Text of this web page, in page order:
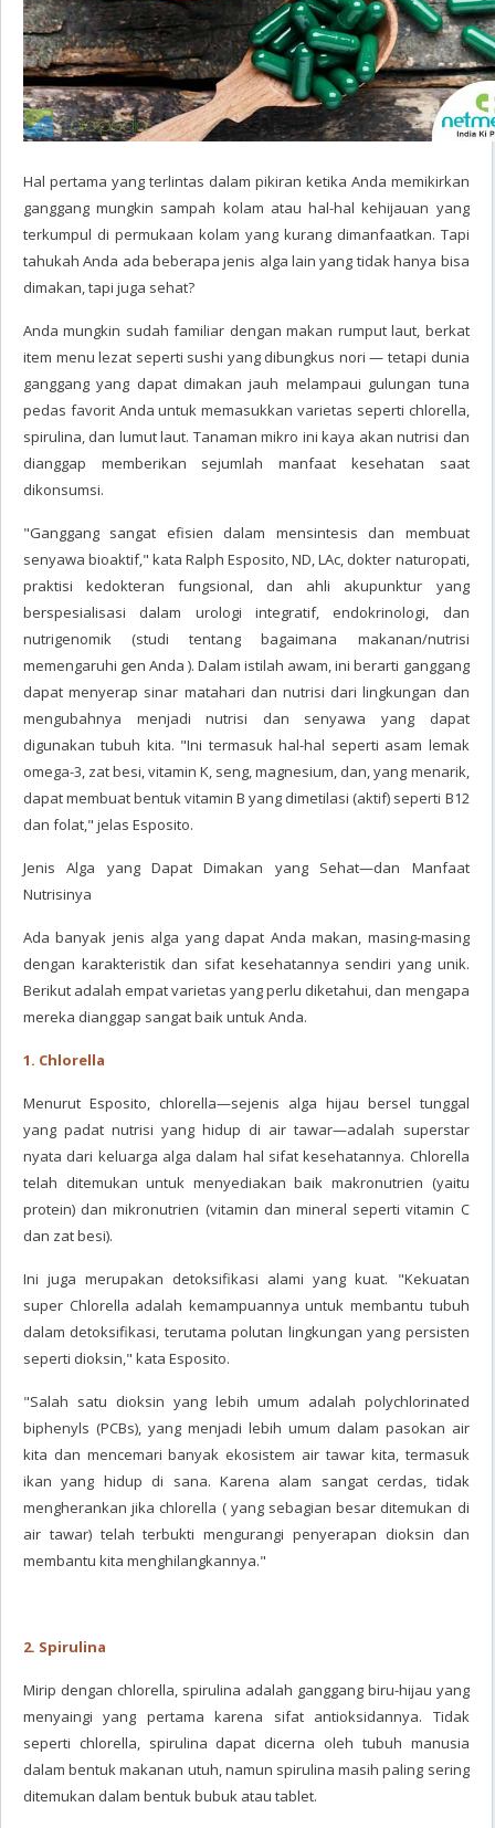
Hal pertama yang terlintas dalam pikiran ketika Anda memikirkan
ganggang mungkin sampah kolam atau hal-hal kehijauan yang
terkumpul di permukaan kolam yang kurang dimanfaatkan. Tapi
tahukah Anda ada beberapa jenis alga lain yang tidak hanya bisa
dimakan, tapi juga sehat?
Anda mungkin sudah familiar dengan makan rumput laut, berkat
item menu lezat seperti sushi yang dibungkus nori — tetapi dunia
ganggang yang dapat dimakan jauh melampaui gulungan tuna
pedas favorit Anda untuk memasukkan varietas seperti chlorella,
spirulina, dan lumut laut. Tanaman mikro ini kaya akan nutrisi dan
dianggap memberikan sejumlah manfaat kesehatan saat
dikonsumsi.
"Ganggang sangat efisien dalam mensintesis dan membuat
senyawa bioaktif," kata Ralph Esposito, ND, LAc, dokter naturopati,
praktisi kedokteran fungsional, dan ahli akupunktur yang
berspesialisasi dalam urologi integratif, endokrinologi, dan
nutrigenomik (studi tentang bagaimana makanan/nutrisi
memengaruhi gen Anda ). Dalam istilah awam, ini berarti ganggang
dapat menyerap sinar matahari dan nutrisi dari lingkungan dan
mengubahnya menjadi nutrisi dan senyawa yang dapat
digunakan tubuh kita. "Ini termasuk hal-hal seperti asam lemak
omega-3, zat besi, vitamin K, seng, magnesium, dan, yang menarik,
dapat membuat bentuk vitamin B yang dimetilasi (aktif) seperti B12
dan folat," jelas Esposito.
Jenis Alga yang Dapat Dimakan yang Sehat—dan Manfaat
Nutrisinya
Ada banyak jenis alga yang dapat Anda makan, masing-masing
dengan karakteristik dan sifat kesehatannya sendiri yang unik.
Berikut adalah empat varietas yang perlu diketahui, dan mengapa
mereka dianggap sangat baik untuk Anda.
1. Chlorella
Menurut Esposito, chlorella—sejenis alga hijau bersel tunggal
yang padat nutrisi yang hidup di air tawar—adalah superstar
nyata dari keluarga alga dalam hal sifat kesehatannya. Chlorella
telah ditemukan untuk menyediakan baik makronutrien (yaitu
protein) dan mikronutrien (vitamin dan mineral seperti vitamin C
dan zat besi).
Ini juga merupakan detoksifikasi alami yang kuat. "Kekuatan
super Chlorella adalah kemampuannya untuk membantu tubuh
dalam detoksifikasi, terutama polutan lingkungan yang persisten
seperti dioksin," kata Esposito.
"Salah satu dioksin yang lebih umum adalah polychlorinated
biphenyls (PCBs), yang menjadi lebih umum dalam pasokan air
kita dan mencemari banyak ekosistem air tawar kita, termasuk
ikan yang hidup di sana. Karena alam sangat cerdas, tidak
mengherankan jika chlorella ( yang sebagian besar ditemukan di
air tawar) telah terbukti mengurangi penyerapan dioksin dan
membantu kita menghilangkannya."
2. Spirulina
Mirip dengan chlorella, spirulina adalah ganggang biru-hijau yang
menyaingi yang pertama karena sifat antioksidannya. Tidak
seperti chlorella, spirulina dapat dicerna oleh tubuh manusia
dalam bentuk makanan utuh, namun spirulina masih paling sering
ditemukan dalam bentuk bubuk atau tablet.